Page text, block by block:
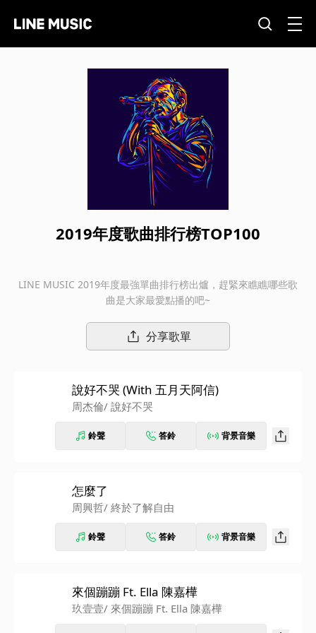
2019年度歌曲排行榜TOP100
LINE MUSIC 2019年度最強單曲排行榜出爐，趕緊來瞧瞧哪些歌
曲是大家最愛點播的吧~
分享歌單
說好不哭 (With 五月天阿信)
周杰倫/ 說好不哭
鈴聲 答鈴 背景音樂
怎麼了
周興哲/ 終於了解自由
鈴聲 答鈴 背景音樂
來個蹦蹦 Ft. Ella 陳嘉樺
玖壹壹/ 來個蹦蹦 Ft. Ella 陳嘉樺